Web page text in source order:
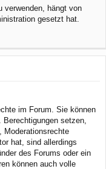
verwenden, hängt von
gesetzt hat.
im Forum. Sie können
setzen,
Moderationsrechte
hat, sind allerdings
des Forums oder ein
können auch volle